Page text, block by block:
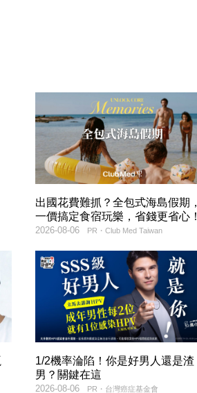
出國花費難抓？全包式海島假期，
一價搞定食宿玩樂，省錢更省心！
PR・Club Med Taiwan
2026-08-06
1/2機率淪陷！你是好男人還是渣
男？關鍵在這
PR・台灣癌症基金會
2026-08-06